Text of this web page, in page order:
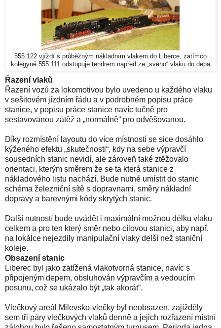
555.122 vjíždí s průběžným nákladním vlakem do Liberce, zatímco
kolegyně 555.111 odstupuje tendrem napřed ze „svého“ vlaku do depa
Řazení vlaků
Řazení vozů za lokomotivou bylo uvedeno u každého vlaku
v sešitovém jízdním řádu a v podrobném popisu práce
stanice, v popisu práce stanice navíc tučně pro
sestavovanou zátěž a „normálně“ pro odvěšovanou.
Díky rozmístění layoutu do více místností se sice dosáhlo
kýženého efektu „skutečnosti“, kdy na sebe výpravčí
sousedních stanic nevidí, ale zároveň také ztěžovalo
orientaci, kterým směrem že se ta která stanice z
nákladového listu nachází. Bude nutné umístit do stanic
schéma železniční sítě s dopravnami, směry nákladní
dopravy a barevnými kódy skrytých stanic.
Další nutností bude uvádět i maximální možnou délku vlaku
celkem a pro ten který směr nebo cílovou stanici, aby např.
na lokálce nejezdily manipulační vlaky delší než staniční
koleje.
Obsazení stanic
Liberec byl jako zatížená vlakotvorná stanice, navíc s
připojeným depem, obsluhován výpravčím a vedoucím
posunu, což se ukázalo být „tak akorát“.
Vlečkový areál Milevsko-vlečky byl neobsazen, zajížděly
sem tři páry vlečkových vlaků denně a jejich rozřazení místní